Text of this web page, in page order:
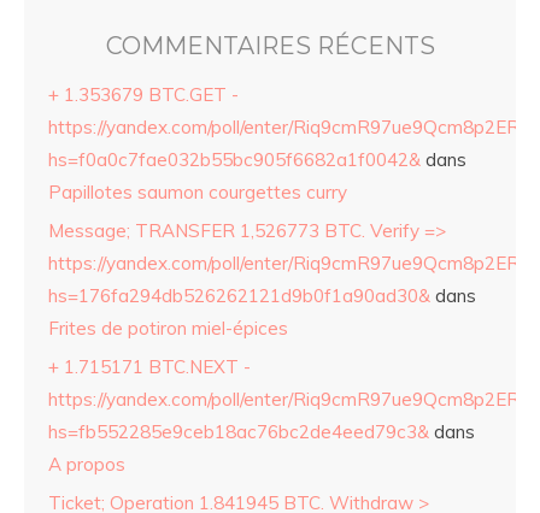
COMMENTAIRES RÉCENTS
+ 1.353679 BTC.GET -
https://yandex.com/poll/enter/
hs=f0a0c7fae032b55bc905f6682a1f0042& dans
Papillotes saumon courgettes curry
Message; TRANSFER 1,526773 BTC. Verify =>
https://yandex.com/poll/enter/
hs=176fa294db526262121d9b0f1a90ad30& dans
Frites de potiron miel-épices
+ 1.715171 BTC.NEXT -
https://yandex.com/poll/enter/
hs=fb552285e9ceb18ac76bc2de4eed79c3& dans
A propos
Ticket; Operation 1.841945 BTC. Withdraw >